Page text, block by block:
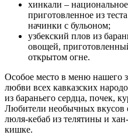
хинкали –
приготовленное из
начинки с бульоном;
узбекский плов из
овощей,
открытом огне.
Особое место в меню нашего
любви всех кавказских
из бараньего сердца, почек,
Любители необычных вкусов
люля-кебаб из телятины и
кишке.